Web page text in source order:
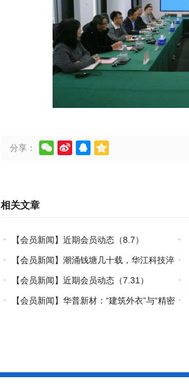
分享：    
相关文章
【会员新闻】近期会员动态（8.7）
【会员新闻】潮涌钱塘几十载，华江科技淬
炼热塑复材中国力量
【会员新闻】近期会员动态（7.31）
【会员新闻】华普新材：“建筑外衣”与“精密